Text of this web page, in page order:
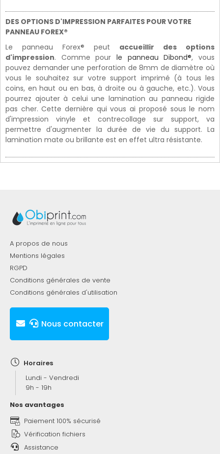
DES OPTIONS D'IMPRESSION PARFAITES POUR VOTRE
PANNEAU FOREX®
Le panneau Forex® peut accueillir des options
d'impression. Comme pour le panneau Dibond®, vous
pouvez demander une perforation de 8mm de diamètre où
vous le souhaitez sur votre support imprimé (à tous les
coins, en haut ou en bas, à droite ou à gauche, etc.). Vous
pourrez ajouter à celui une lamination au panneau rigide
pas cher. Cette dernière qui vous ai proposé sous le nom
d'impression vinyle et contrecollage sur support, va
permettre d'augmenter la durée de vie du support. La
lamination mate ou brillante est en effet ultra résistante.
A propos de nous
Mentions légales
RGPD
Conditions générales de vente
Conditions générales d'utilisation
Nous contacter
Horaires
Lundi - Vendredi
9h - 19h
Nos avantages
Paiement 100% sécurisé
Vérification fichiers
Assistance